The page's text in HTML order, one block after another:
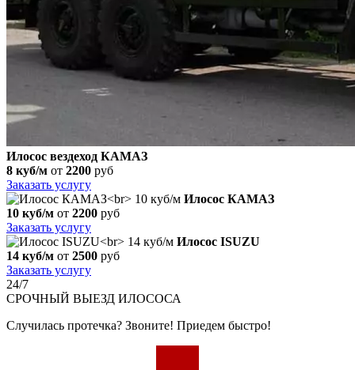
Илосос вездеход КАМАЗ
8 куб/м от 2200 руб
Заказать услугу
Илосос КАМАЗ
10 куб/м от 2200 руб
Заказать услугу
Илосос ISUZU
14 куб/м от 2500 руб
Заказать услугу
24/7
СРОЧНЫЙ ВЫЕЗД ИЛОСОСА
Случилась протечка? Звоните! Приедем быстро!